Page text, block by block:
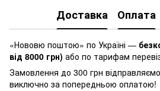
Доставка Оплата
«Нововю поштою» по Україні —
від 8000 грн) або по тарифам
Замовлення до 300 грн
виключно за попередньою оплатою!